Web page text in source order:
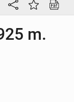
m.